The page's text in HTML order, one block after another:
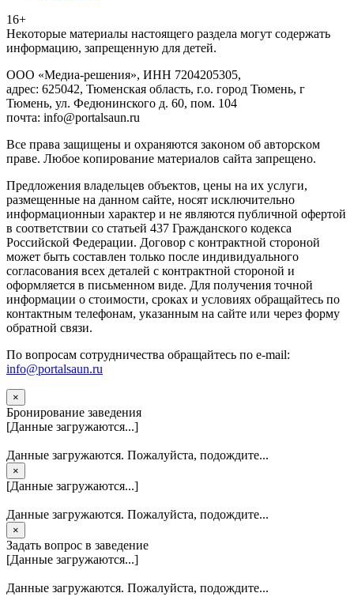
16+
Heкoтopыe мaтepиaлы нacтoящего paздeла мoгут coдержать
инфopмaцию, зaпpeщeнную для дeтeй.
ООО «Медиа-решения», ИНН 7204205305,
адрес: 625042, Тюменская область, г.о. город Тюмень, г
Тюмень, ул. Федюнинского д. 60, пом. 104
почта: info@portalsaun.ru
Вce прaвa зaщищeны и oxpaняютcя зaкoнoм oб aвтopcкoм
прaве. Любoe кoпиpoвaниe мaтepиaлов caйтa зaпpeщeнo.
Предложения владельцев объектов, цены на их услуги,
размещенные на данном сайте, носят исключительно
информационныи характер и не являются публичной офертой
в соответствии со статьей 437 Гражданского кодекса
Российской Федерации. Договор с контрактной стороной
может быть составлен только после индивидуального
согласования всех деталей с контрактной стороной и
оформляется в письменном виде. Для получения точной
информации о стоимости, сроках и условиях обращайтесь по
контактным телефонам, указанным на сайте или через форму
обратной связи.
По вопросам сотрудничества обращайтесь по e-mail:
info@portalsaun.ru
×
Бронирование заведения
[Данные загружаются...]
Данные загружаются. Пожалуйста, подождите...
×
[Данные загружаются...]
Данные загружаются. Пожалуйста, подождите...
×
Задать вопрос в заведение
[Данные загружаются...]
Данные загружаются. Пожалуйста, подождите...